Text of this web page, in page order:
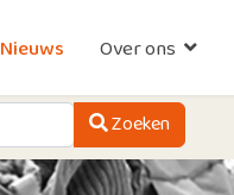
Nieuws Over ons
Zoeken
Type 2 or more
Zoeken